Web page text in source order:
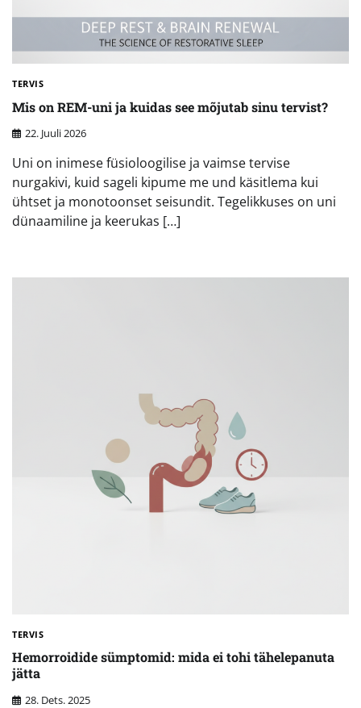
TERVIS
Mis on REM-uni ja kuidas see mõjutab sinu tervist?
22. Juuli 2026
Uni on inimese füsioloogilise ja vaimse tervise
nurgakivi, kuid sageli kipume me und käsitlema kui
ühtset ja monotoonset seisundit. Tegelikkuses on uni
dünaamiline ja keerukas […]
TERVIS
Hemorroidide sümptomid: mida ei tohi tähelepanuta
jätta
28. Dets. 2025